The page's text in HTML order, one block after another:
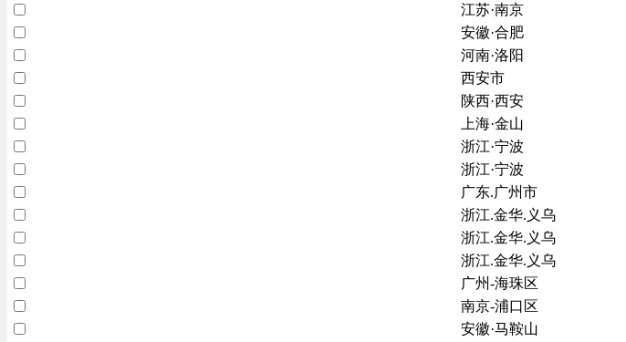
江苏·南京
安徽·合肥
河南·洛阳
西安市
陕西·西安
上海·金山
浙江·宁波
浙江·宁波
广东.广州市
浙江.金华.义乌
浙江.金华.义乌
浙江.金华.义乌
广州-海珠区
南京-浦口区
安徽·马鞍山